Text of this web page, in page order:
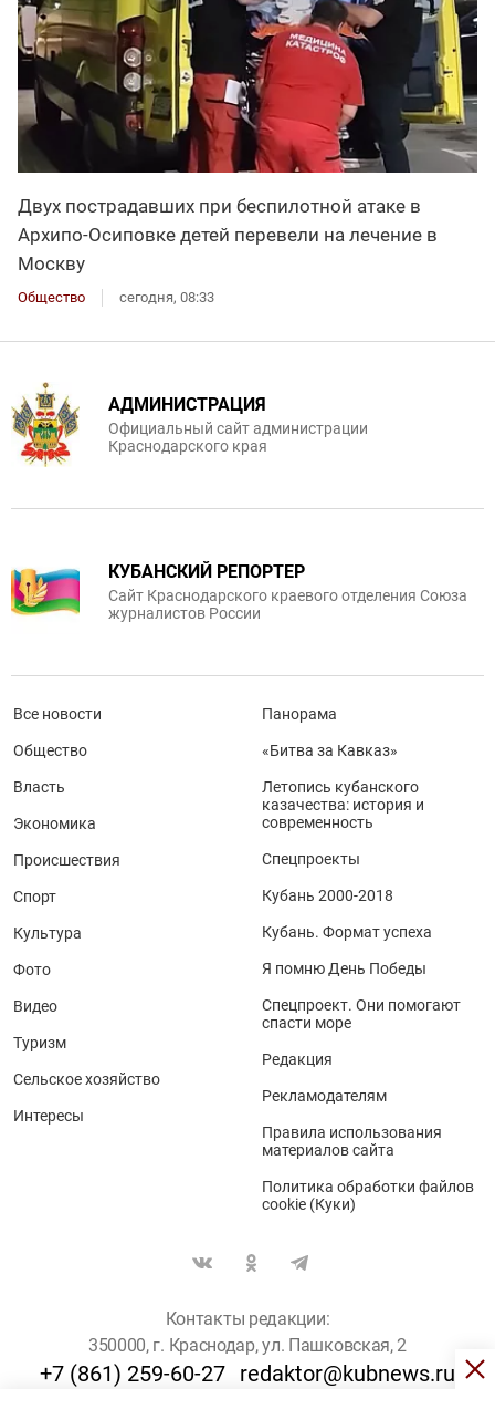
Двух пострадавших при беспилотной атаке в
Архипо-Осиповке детей перевели на лечение в
Москву
Общество сегодня, 08:33
АДМИНИСТРАЦИЯ
Официальный сайт администрации
Краснодарского края
КУБАНСКИЙ РЕПОРТЕР
Сайт Краснодарского краевого отделения Союза
журналистов России
Все новости
Общество
Власть
Экономика
Происшествия
Спорт
Культура
Фото
Видео
Туризм
Сельское хозяйство
Интересы
Панорама
«Битва за Кавказ»
Летопись кубанского
казачества: история и
современность
Спецпроекты
Кубань 2000-2018
Кубань. Формат успеха
Я помню День Победы
Спецпроект. Они помогают
спасти море
Редакция
Рекламодателям
Правила использования
материалов сайта
Политика обработки файлов
cookie (Куки)
Контакты редакции:
350000, г. Краснодар, ул. Пашковская, 2
+7 (861) 259-60-27 redaktor@kubnews.ru